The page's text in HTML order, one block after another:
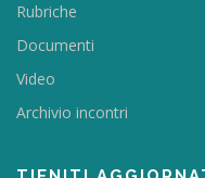
Rubriche
Documenti
Video
Archivio incontri